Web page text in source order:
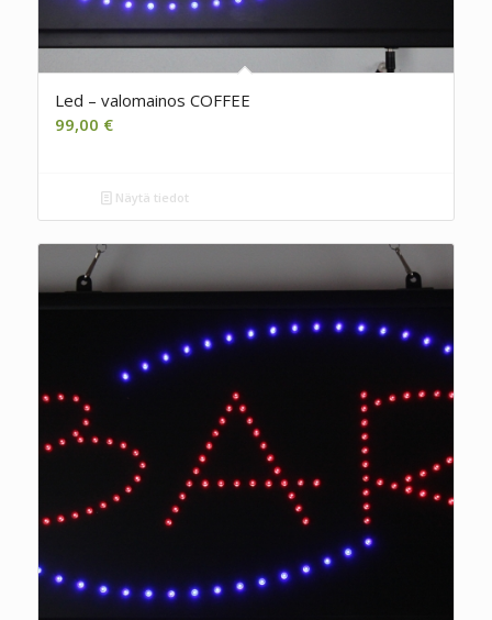
Led – valomainos COFFEE
99,00 €
Näytä tiedot